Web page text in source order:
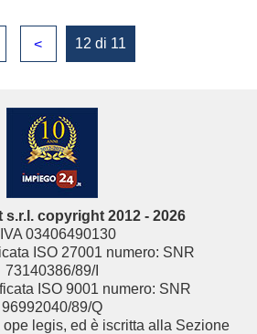
< 12 di 11
s.r.l. copyright 2012 - 2026
03406490130
ISO 27001 numero: SNR
73140386/89/I
ISO 9001 numero: SNR
96992040/89/Q
legis, ed è iscritta alla Sezione